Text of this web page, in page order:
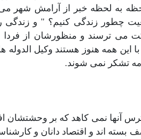
به لحظه خبر از آرامش
چطور زندگی کنيم؟ " و
می ترسند و منظورشان از
همه هنوز هستند وکيل الدوله
.
آنها نمی کاهد که بر وحشتشان
بسته اند و اقتصاد دانان و